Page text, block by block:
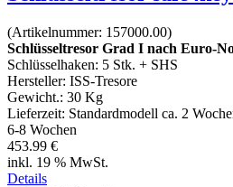
(Artikelnummer: 157000.00)
Schlüsseltresor Grad I nach Euro-
Schlüsselhaken: 5 Stk. + SHS
Hersteller: ISS-Tresore
Gewicht.: 30 Kg
Lieferzeit: Standardmodell ca. 2
6-8 Wochen
453.99 €
inkl. 19 % MwSt.
Details